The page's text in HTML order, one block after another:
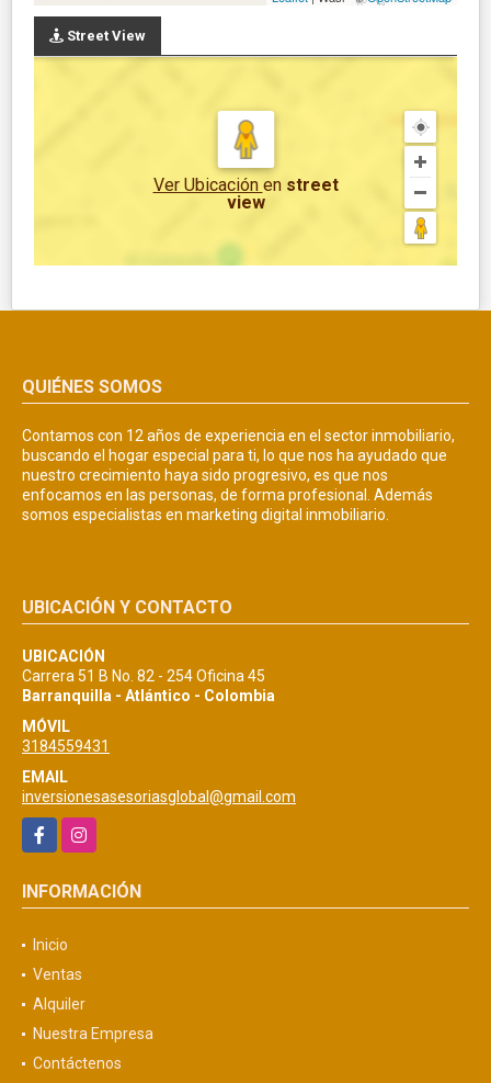
Street View
Ver Ubicación en street
view
QUIÉNES SOMOS
Contamos con 12 años de experiencia en el sector inmobiliario,
buscando el hogar especial para ti, lo que nos ha ayudado que
nuestro crecimiento haya sido progresivo, es que nos
enfocamos en las personas, de forma profesional. Además
somos especialistas en marketing digital inmobiliario.
UBICACIÓN Y CONTACTO
UBICACIÓN
Carrera 51 B No. 82 - 254 Oficina 45
Barranquilla - Atlántico - Colombia
MÓVIL
3184559431
EMAIL
inversionesasesoriasglobal@gmail.com
FacebookInstagram
INFORMACIÓN
Inicio
Ventas
Alquiler
Nuestra Empresa
Contáctenos